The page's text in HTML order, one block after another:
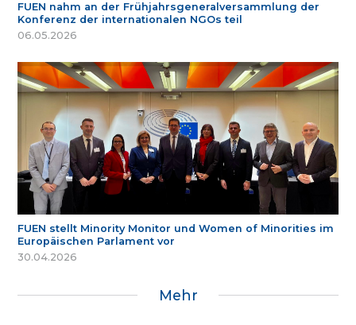
FUEN nahm an der Frühjahrsgeneralversammlung der
Konferenz der internationalen NGOs teil
06.05.2026
FUEN stellt Minority Monitor und Women of Minorities im
Europäischen Parlament vor
30.04.2026
Mehr